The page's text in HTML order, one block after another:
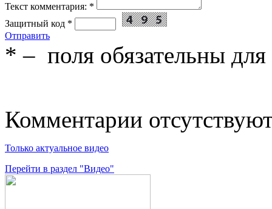
Текст комментария: *
Защитный код *
Отправить
* – поля обязательны для
Комментарии
Только актуальное видео
Перейти в раздел "Видео"